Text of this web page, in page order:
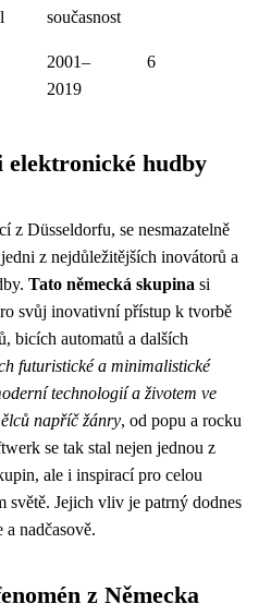
současnost
2001–
2019
6
hudby
z Düsseldorfu, se nesmazatelně
z nejdůležitějších inovátorů a
Tato německá skupina si
svůj inovativní přístup k tvorbě
bicích automatů a dalších
futuristické a minimalistické
technologií a životem ve
napříč žánry, od popu a rocku
se tak stal nejen jednou z
ale i inspirací pro celou
světě. Jejich vliv je patrný dodnes
a nadčasově.
z Německa